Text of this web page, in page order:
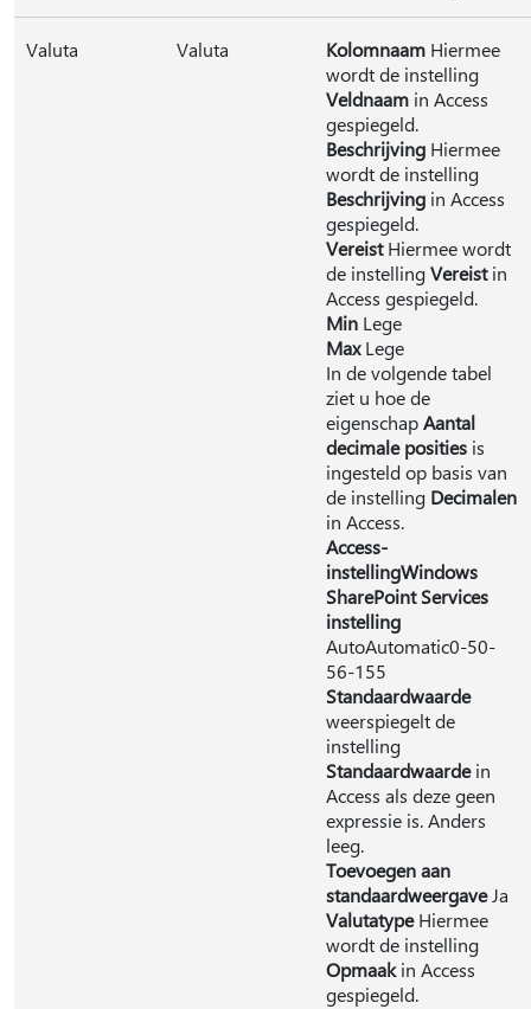
Valuta Valuta Kolomnaam Hiermee
wordt de instelling
Veldnaam in Access
gespiegeld.
Beschrijving Hiermee
wordt de instelling
Beschrijving in Access
gespiegeld.
VereistHiermee wordt
de instellingVereistin
Access gespiegeld.
Min Lege
MaxLege
In de volgende tabel
ziet u hoe de
eigenschapAantal
decimale posities is
ingesteld op basis van
de instelling Decimalen
in Access.
Access-
instellingWindows
SharePoint Services
instelling
AutoAutomatic0-50-
56-155
Standaardwaarde
weerspiegelt de
instelling
Standaardwaardein
Access als deze geen
expressie is. Anders
leeg.
Toevoegen aan
standaardweergaveJa
ValutatypeHiermee
wordt de instelling
Opmaakin Access
gespiegeld.